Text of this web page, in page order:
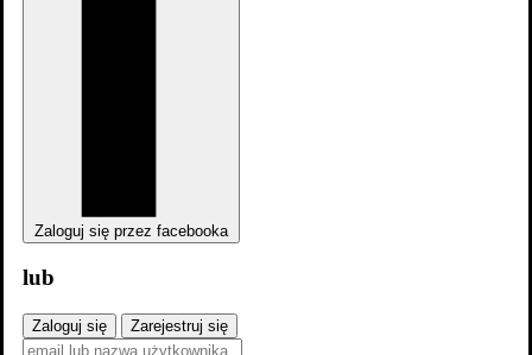
Zaloguj się przez facebooka
lub
Zaloguj się Zarejestruj się